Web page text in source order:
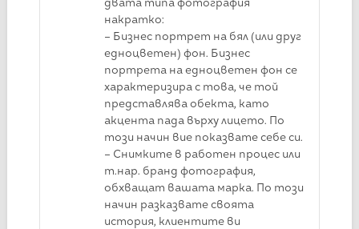
накратко:
– Бизнес портрет на бял (или друг
едноцветен) фон. Бизнес
портрета на едноцветен фон се
характеризира с това, че той
представлява обекта, като
акцента пада върху лицето. По
този начин вие показвате себе си.
– Снимките в работен процес или
т.нар. бранд фотография,
обхващат вашата марка. По този
начин разказвате своята
история, клиентите ви